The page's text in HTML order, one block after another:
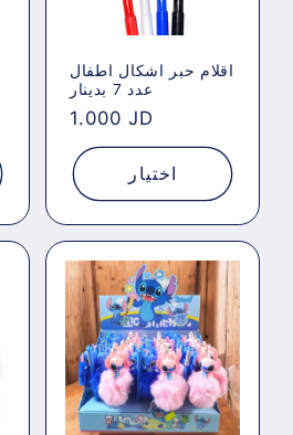
اقلام حبر اشكال اطفال
عدد 7 بدينار
Regular
price
1.000 JD
اختيار